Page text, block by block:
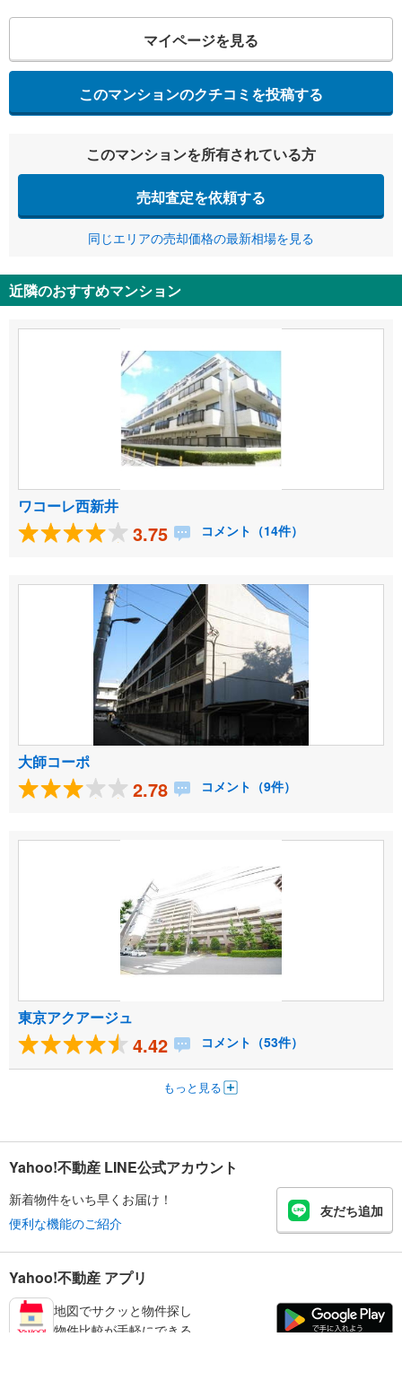
マイページを見る
このマンションのクチコミを投稿する
このマンションを所有されている方
売却査定を依頼する
同じエリアの売却価格の最新相場を見る
近隣のおすすめマンション
ワコーレ西新井
3.75 コメント（14件）
大師コーポ
2.78 コメント（9件）
東京アクアージュ
4.42 コメント（53件）
もっと見る
Yahoo!不動産 LINE公式アカウント
新着物件をいち早くお届け！
便利な機能のご紹介
友だち追加
Yahoo!不動産 アプリ
地図でサクッと物件探し
物件比較が手軽にできる